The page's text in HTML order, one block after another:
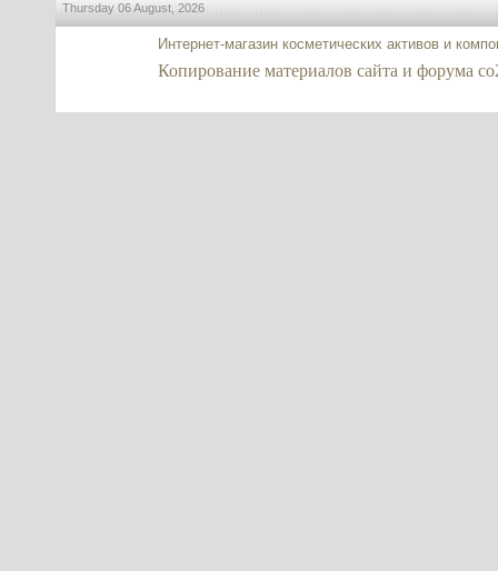
Thursday 06 August, 2026
Интернет-магазин косметических активов и
Копирование материалов сайта и форума